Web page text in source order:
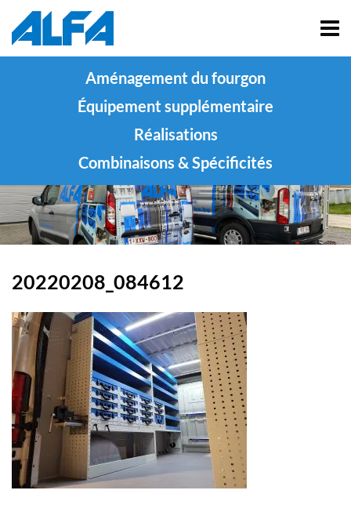
Aménagement du fourgon
Équipement supplémentaire
Réalisations
Combinaisons & Spécificités
20220208_084612